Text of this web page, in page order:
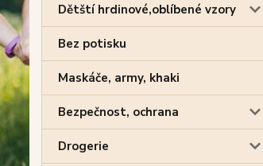
Dětští hrdinové,oblíbené vzory
Bez potisku
Maskáče, army, khaki
Bezpečnost, ochrana
Drogerie